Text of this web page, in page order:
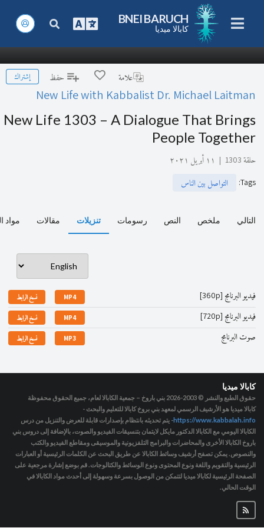
BNEI BARUCH
كابالا ميديا
علامة حفظ إشتراك
New Life with Kabbalist Dr. Michael Laitman
New Life 1303 – A Dialogue That Brings
People Together
حلقة 1303 | ١١ أبريل ٢٠٢١
Tags
: التواصل بين الناس
التالي ملخص النص رسومات تنزيلات مقالات مواد
فيديو البرنامج [360p] MP4 نسخ الرابط
فيديو البرنامج [720p] MP4 نسخ الرابط
صوت البرنامج MP3 نسخ الرابط
كابالا ميديا
حقوق الطبع والنشر © 2003-2026
بني باروخ – جمعية الكابالا لعام، جميع الحقوق محفوظة
كابالا ميديا هو الأرشيف الرسمي لمعهد بني بروخ كابالا للتعليم والبحث -
https://www.kabbalah.info- يتم تحديثه بانتظام بإصدارات قابلة للعرض والتنزيل من درس
الكابالا اليومي مع الكابالا الدكتور مايكل لايتمان بتنسيقات الفيديو والصوت، بالإضافة إلى دروس بني
باروخ الكابالا الأخرى والمحاضرات والبرامج التلفزيونية والموسيقى ومقاطع الفيديو والكتب
والنصوص. يمكن تصفح أرشيف وسائط الكابالا عن طريق البحث عن الكلمات الرئيسية أو العبارات
الرئيسية والتقويم واللغة ونوع المحتوى ونوع الوسائط والكتالوجات. قم بوضع إشارة مرجعية على
الصفحة الرئيسية لكابالا ميديا لتتمكن من الوصول بسرعة وسهولة إلى أحدث مواد الكابالا في
الوقت الحالي.